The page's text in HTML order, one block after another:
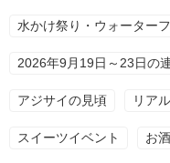
水かけ祭り・ウォーター
2026年9月19日～23日の
アジサイの見頃 リア
スイーツイベント お